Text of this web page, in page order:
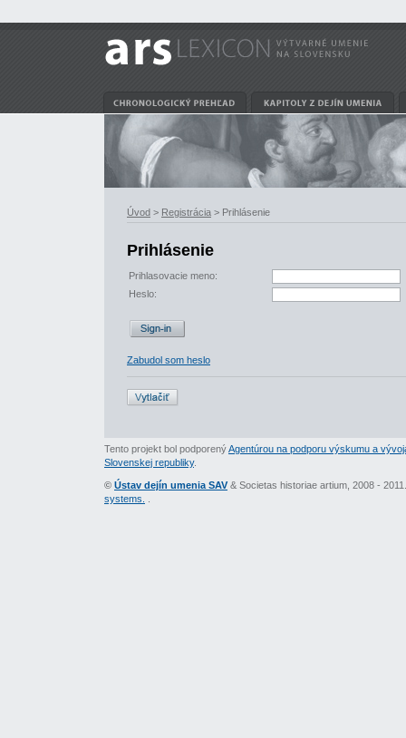
Úvod > Registrácia > Prihlásenie
Prihlásenie
Prihlasovacie meno:
Heslo:
Zabudol som heslo
Tento projekt bol podporenýAgentúrou na podporu výskumu a
Slovenskej republiky.
© Ústav dejín umenia SAV & Societas historiae artium, 2008 -
systems.